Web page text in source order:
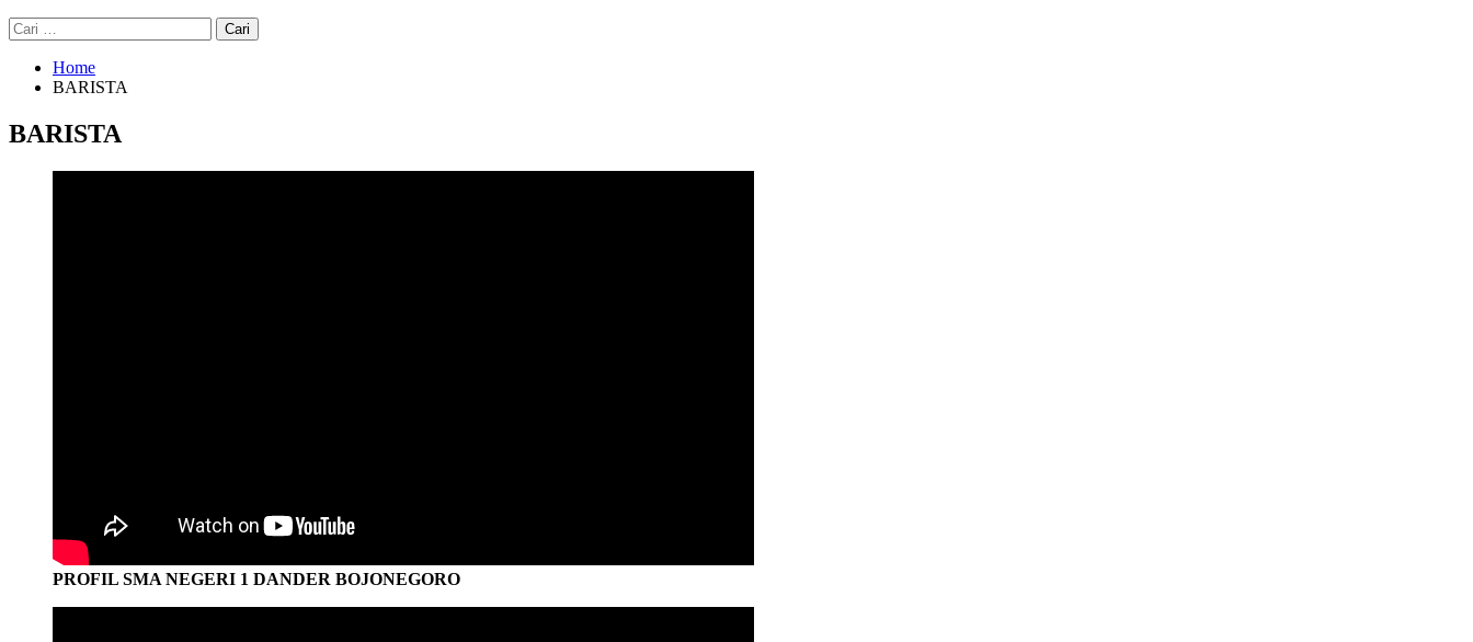
Cari
untuk:
Home
BARISTA
BARISTA
PROFIL SMA NEGERI 1 DANDER BOJONEGORO